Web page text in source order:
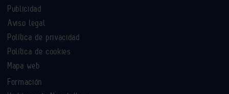
Publicidad
Aviso legal
Política de privacidad
Política de cookies
Mapa web
Formación